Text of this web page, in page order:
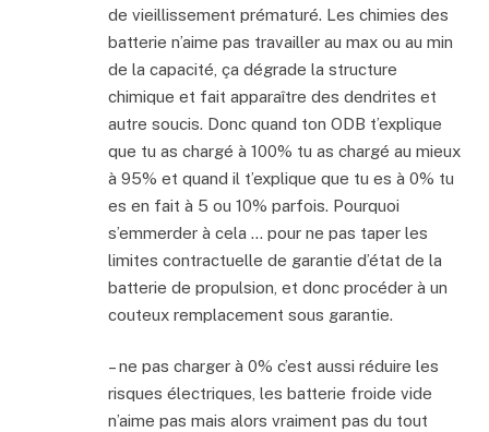
de vieillissement prématuré. Les chimies des
batterie n’aime pas travailler au max ou au min
de la capacité, ça dégrade la structure
chimique et fait apparaître des dendrites et
autre soucis. Donc quand ton ODB t’explique
que tu as chargé à 100% tu as chargé au mieux
à 95% et quand il t’explique que tu es à 0% tu
es en fait à 5 ou 10% parfois. Pourquoi
s’emmerder à cela … pour ne pas taper les
limites contractuelle de garantie d’état de la
batterie de propulsion, et donc procéder à un
couteux remplacement sous garantie.
– ne pas charger à 0% c’est aussi réduire les
risques électriques, les batterie froide vide
n’aime pas mais alors vraiment pas du tout